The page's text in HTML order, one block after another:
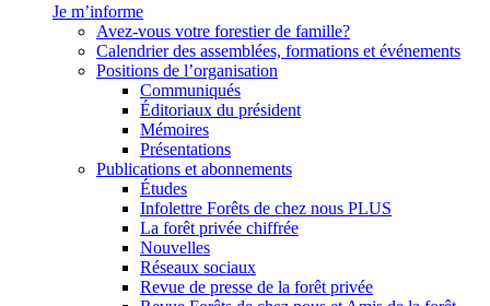
Je m’informe
Avez-vous votre forestier de famille?
Calendrier des assemblées, formations et événements
Positions de l’organisation
Communiqués
Éditoriaux du président
Mémoires
Présentations
Publications et abonnements
Études
Infolettre Forêts de chez nous PLUS
La forêt privée chiffrée
Nouvelles
Réseaux sociaux
Revue de presse de la forêt privée